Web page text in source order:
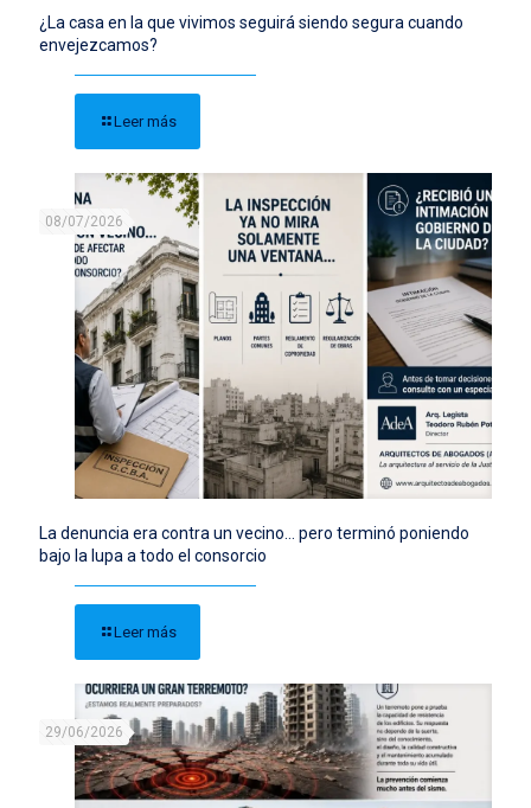
¿La casa en la que vivimos seguirá siendo segura cuando
envejezcamos?
Leer más
08/07/2026
La denuncia era contra un vecino… pero terminó poniendo
bajo la lupa a todo el consorcio
Leer más
29/06/2026